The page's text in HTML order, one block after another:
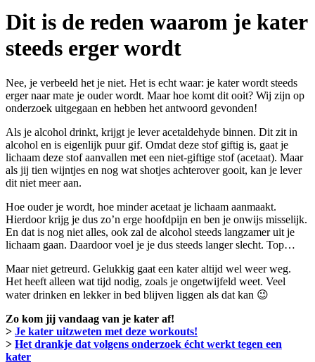
Dit is de reden waarom je kater
steeds erger wordt
Nee, je verbeeld het je niet. Het is echt waar: je kater wordt steeds
erger naar mate je ouder wordt. Maar hoe komt dit ooit? Wij zijn op
onderzoek uitgegaan en hebben het antwoord gevonden!
Als je alcohol drinkt, krijgt je lever acetaldehyde binnen. Dit zit in
alcohol en is eigenlijk puur gif. Omdat deze stof giftig is, gaat je
lichaam deze stof aanvallen met een niet-giftige stof (acetaat). Maar
als jij tien wijntjes en nog wat shotjes achterover gooit, kan je lever
dit niet meer aan.
Hoe ouder je wordt, hoe minder acetaat je lichaam aanmaakt.
Hierdoor krijg je dus zo’n erge hoofdpijn en ben je onwijs misselijk.
En dat is nog niet alles, ook zal de alcohol steeds langzamer uit je
lichaam gaan. Daardoor voel je je dus steeds langer slecht. Top…
Maar niet getreurd. Gelukkig gaat een kater altijd wel weer weg.
Het heeft alleen wat tijd nodig, zoals je ongetwijfeld weet. Veel
water drinken en lekker in bed blijven liggen als dat kan 😉
Zo kom jij vandaag van je kater af!
> Je kater uitzweten met deze workouts!
> Het drankje dat volgens onderzoek écht werkt tegen een
kater